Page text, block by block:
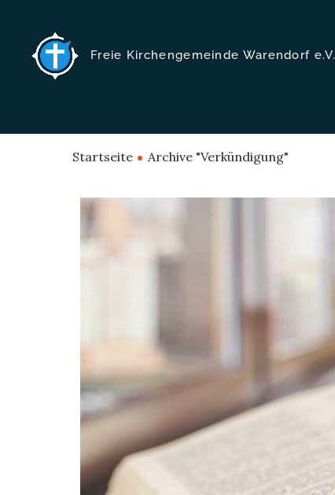
Freie Kirchengemeinde Warendorf e.V.
Startseite Archive "Verkündigung"